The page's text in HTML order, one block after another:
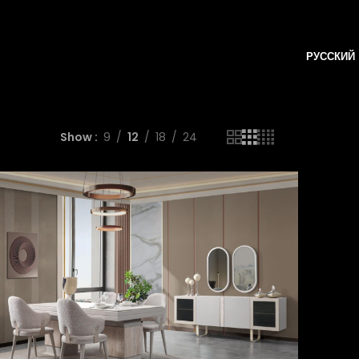
РУССКИЙ
Show 9 12 18 24